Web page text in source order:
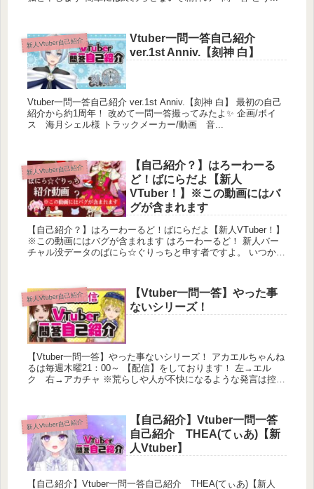
新人Vtuber自己紹介
Vtuber一問一答自己紹介
ver.1st Anniv.【刻神 白】
Vtuber一問一答自己紹介 ver.1st Anniv.【刻神 白】 最初の自己
紹介から約1周年！ 改めて一問一答撮ってみたよ✨ 企画/ボイ
ス 海月シェル様 トラックメーカー/動画 音...
新人Vtuber自己紹介
【自己紹介？】はろーわーる
ど！ばにらだよ【新人
VTuber！】※この動画にはバ
グが含まれます
【自己紹介？】はろーわーるど！ばにらだよ【新人VTuber！】
※この動画にはバグが含まれます はろーわーるど！ 新人バー
チャル没データのばにら☆ぐりっちと申す者ですよ。 いつか本
新人Vtuber自己紹介
【Vtuber一問一答】やった事
ないシリーズ！
【Vtuber一問一答】やった事ないシリーズ！ アカエルちゃんね
るは毎週木曜21：00～ 【配信】をしております！ 左→エル
ク 右→アカチャ ※荒らしや人が不快になるような発言は控え
新人Vtuber自己紹介
【自己紹介】Vtuber一問一答
自己紹介 THEA(てぃあ)【新
人Vtuber】
【自己紹介】Vtuber一問一答自己紹介 THEA(てぃあ)【新人